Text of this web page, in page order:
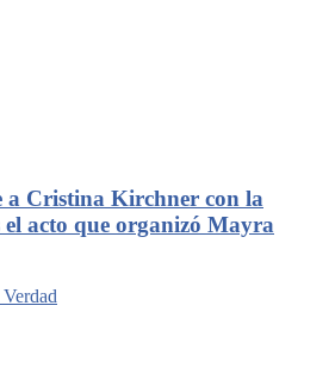
a Cristina Kirchner con la
acto que organizó Mayra